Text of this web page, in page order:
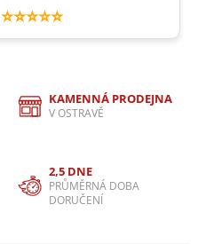
⭐⭐⭐⭐⭐
KAMENNÁ PRODEJNA
V OSTRAVĚ
2,5 DNE
PRŮMĚRNÁ DOBA
DORUČENÍ